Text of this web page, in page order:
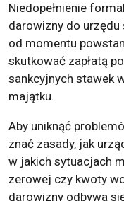
Niedopełnienie
darowizny do
od momentu
skutkować zapłatą
sankcyjnych stawek
majątku.
Aby uniknąć
znać zasady, jak
w jakich sytuacjach
zerowej czy kwoty
darowizny odbywa